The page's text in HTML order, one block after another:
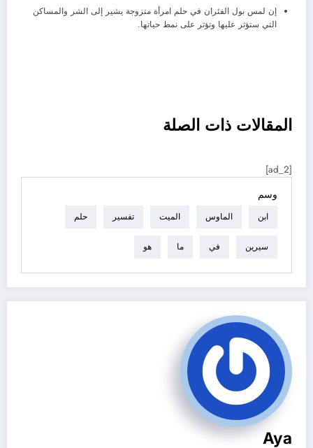
إن لمس بول الفئران في حلم امرأة متزوجة يشير إلى الشر والمساكن
التي ستؤثر عليها وتؤثر على نمط حياتها.
تصفح
المقالات ذات الصلة
[ad_2]
وسم
ابن الماوس الميت تفسير حلم
سيرين في ما هو
Aya